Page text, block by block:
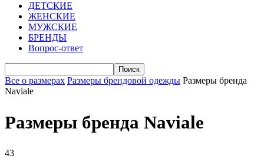
ДЕТСКИЕ
ЖЕНСКИЕ
МУЖСКИЕ
БРЕНДЫ
Вопрос-ответ
Все о размерах Размеры брендовой одежды Размеры бренда
Naviale
Размеры бренда Naviale
43